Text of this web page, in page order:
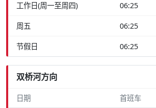
工作日(周一至周四) 06:25
周五 06:25
节假日 06:25
双桥河方向
日期 首班车